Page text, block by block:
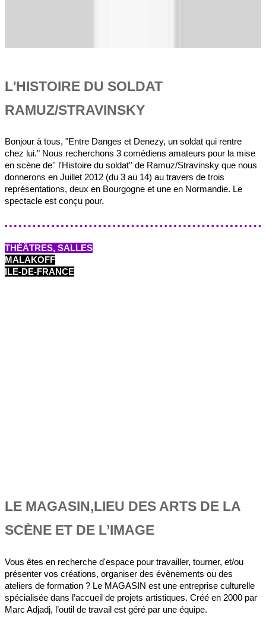
L'HISTOIRE DU SOLDAT
RAMUZ/STRAVINSKY
Bonjour à tous, "Entre Danges et Denezy, un soldat qui rentre
chez lui." Nous recherchons 3 comédiens amateurs pour la mise
en scène de'' l'Histoire du soldat'' de Ramuz/Stravinsky que nous
donnerons en Juillet 2012 (du 3 au 14) au travers de trois
représentations, deux en Bourgogne et une en Normandie. Le
spectacle est conçu pour.
THÉÂTRES, SALLES
MALAKOFF
ILE-DE-FRANCE
LE MAGASIN,LIEU DES ARTS DE LA
SCÈNE ET DE L’IMAGE
Vous êtes en recherche d'espace pour travailler, tourner, et/ou
présenter vos créations, organiser des évènements ou des
ateliers de formation ? Le MAGASIN est une entreprise culturelle
spécialisée dans l’accueil de projets artistiques. Créé en 2000 par
Marc Adjadj, l’outil de travail est géré par une équipe.